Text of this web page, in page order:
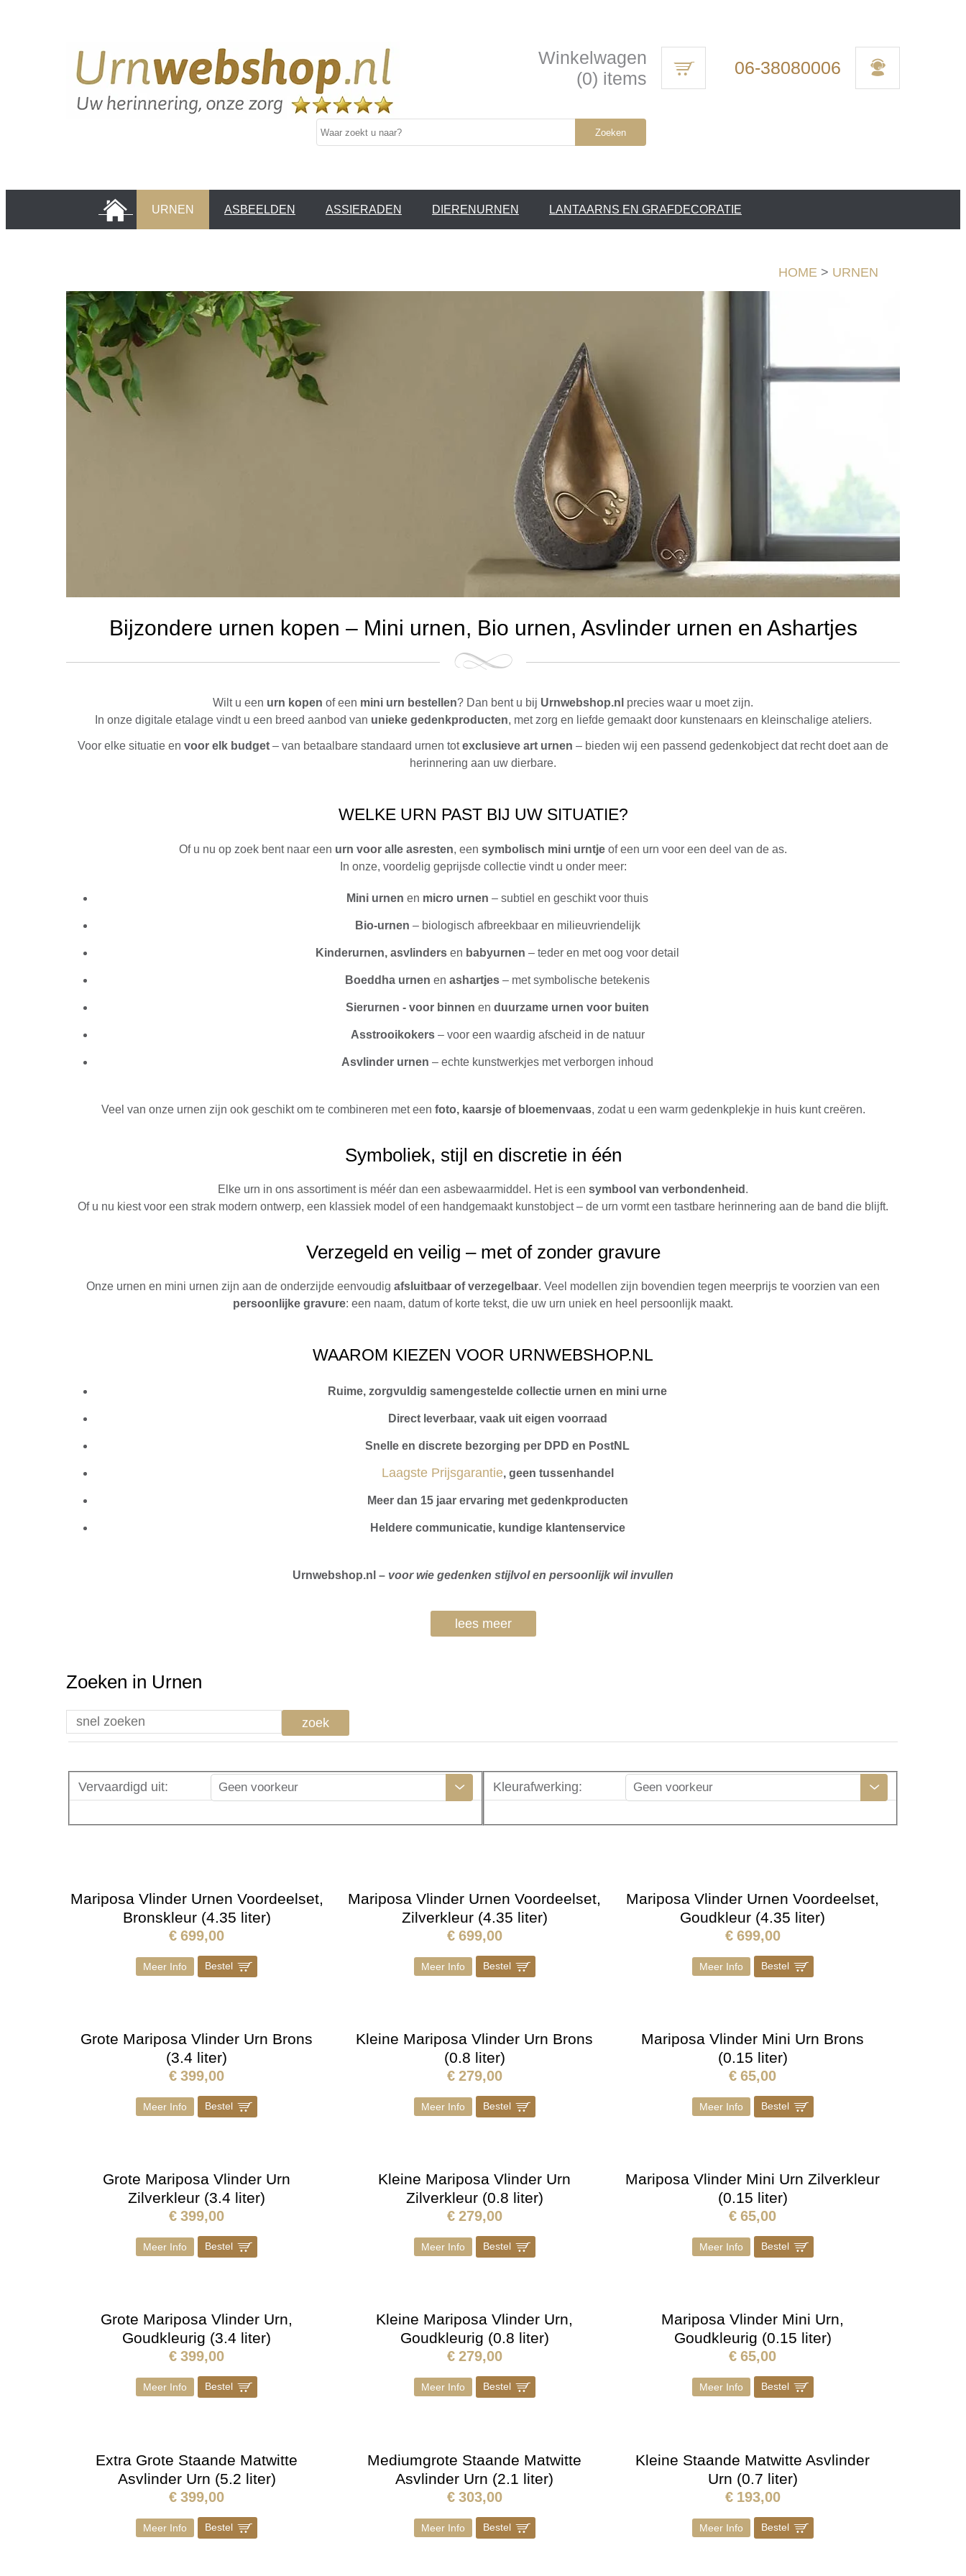
Winkelwagen
(0) items
06-38080006
Zoeken
HOME URNEN ASBEELDEN ASSIERADEN DIERENURNEN LANTAARNS EN GRAFDECORATIE
HOME > URNEN
Bijzondere urnen kopen – Mini urnen, Bio urnen, Asvlinder urnen en Ashartjes
Wilt u een urn kopen of een mini urn bestellen? Dan bent u bij Urnwebshop.nl precies waar u moet zijn.
In onze digitale etalage vindt u een breed aanbod van unieke gedenkproducten, met zorg en liefde gemaakt door kunstenaars en kleinschalige ateliers.
Voor elke situatie en voor elk budget – van betaalbare standaard urnen totexclusieve art urnen – bieden wij een passend gedenkobject dat recht doet aan de
herinnering aan uw dierbare.
WELKE URN PAST BIJ UW SITUATIE?
Of u nu op zoek bent naar een urn voor alle asresten, een symbolisch mini urntje of een urn voor een deel van de as.
In onze, voordelig geprijsde collectie vindt u onder meer:
Mini urnen en micro urnen – subtiel en geschikt voor thuis
Bio-urnen – biologisch afbreekbaar en milieuvriendelijk
Kinderurnen, asvlinders en babyurnen – teder en met oog voor detail
Boeddha urnen en ashartjes – met symbolische betekenis
Sierurnen - voor binnen en duurzame urnen voor buiten
Asstrooikokers– voor een waardig afscheid in de natuur
Asvlinder urnen – echte kunstwerkjes met verborgen inhoud
Veel van onze urnen zijn ook geschikt om te combineren met een foto, kaarsje of bloemenvaas, zodat u een warm gedenkplekje in huis kunt creëren.
Symboliek, stijl en discretie in één
Elke urn in ons assortiment is méér dan een asbewaarmiddel. Het is een symbool van verbondenheid .
Of u nu kiest voor een strak modern ontwerp, een klassiek model of een handgemaakt kunstobject – de urn vormt een tastbare herinnering aan de band die blijft.
Verzegeld en veilig – met of zonder gravure
Onze urnen en mini urnen zijn aan de onderzijde eenvoudig afsluitbaar of verzegelbaar. Veel modellen zijn bovendien tegen meerprijs te voorzien van een
persoonlijke gravure: een naam, datum of korte tekst, die uw urn uniek en heel persoonlijk maakt.
WAAROM KIEZEN VOOR URNWEBSHOP.NL
Ruime, zorgvuldig samengestelde collectie urnen en mini urne
Direct leverbaar, vaak uit eigen voorraad
Snelle en discrete bezorging per DPD en PostNL
Laagste Prijsgarantie, geen tussenhandel
Meer dan 15 jaar ervaring met gedenkproducten
Heldere communicatie, kundige klantenservice
Urnwebshop.nl – voor wie gedenken stijlvol en persoonlijk wil invullen
lees meer
Zoeken in Urnen
zoek
Vervaardigd uit: Geen voorkeur Kleurafwerking: Geen voorkeur
Mariposa Vlinder Urnen Voordeelset,
Bronskleur (4.35 liter)
€ 699,00
Meer Info Bestel ]
Mariposa Vlinder Urnen Voordeelset,
Zilverkleur (4.35 liter)
€ 699,00
Meer Info Bestel ]
Mariposa Vlinder Urnen Voordeelset,
Goudkleur (4.35 liter)
€ 699,00
Meer Info Bestel ]
Grote Mariposa Vlinder Urn Brons
(3.4 liter)
€ 399,00
Meer Info Bestel ]
Kleine Mariposa Vlinder Urn Brons
(0.8 liter)
€ 279,00
Meer Info Bestel ]
Mariposa Vlinder Mini Urn Brons
(0.15 liter)
€ 65,00
Meer Info Bestel ]
Grote Mariposa Vlinder Urn
Zilverkleur (3.4 liter)
€ 399,00
Meer Info Bestel ]
Kleine Mariposa Vlinder Urn
Zilverkleur (0.8 liter)
€ 279,00
Meer Info Bestel ]
Mariposa Vlinder Mini Urn Zilverkleur
(0.15 liter)
€ 65,00
Meer Info Bestel ]
Grote Mariposa Vlinder Urn,
Goudkleurig (3.4 liter)
€ 399,00
Meer Info Bestel ]
Kleine Mariposa Vlinder Urn,
Goudkleurig (0.8 liter)
€ 279,00
Meer Info Bestel ]
Mariposa Vlinder Mini Urn,
Goudkleurig (0.15 liter)
€ 65,00
Meer Info Bestel ]
Extra Grote Staande Matwitte
Asvlinder Urn (5.2 liter)
€ 399,00
Meer Info Bestel ]
Mediumgrote Staande Matwitte
Asvlinder Urn (2.1 liter)
€ 303,00
Meer Info Bestel ]
Kleine Staande Matwitte Asvlinder
Urn (0.7 liter)
€ 193,00
Meer Info Bestel ]